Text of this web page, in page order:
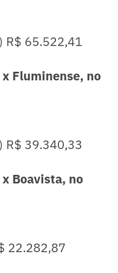
R$ 65.522,41
Fluminense, no
R$ 39.340,33
Boavista, no
22.282,87